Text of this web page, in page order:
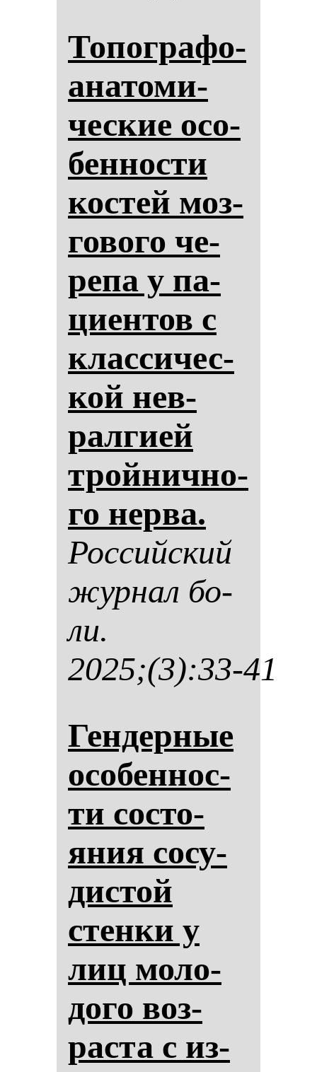
То­пог­ра­фо-
ана­то­ми­
чес­кие осо­
бен­нос­ти
кос­тей моз­
го­во­го че­
ре­па у па­
ци­ен­тов с
клас­си­чес­
кой нев­
рал­ги­ей
трой­нич­но­
го нер­ва.
Рос­сий­ский
жур­нал бо­
ли.
2025;(3):33-41
Ген­дер­ные
осо­бен­нос­
ти сос­то­
яния со­су­
дис­той
стен­ки у
лиц мо­ло­
до­го воз­
рас­та с из­